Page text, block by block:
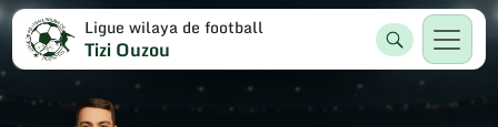
Ligue wilaya de football
Tizi Ouzou